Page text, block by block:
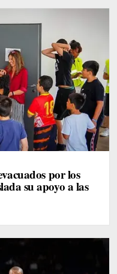
por los
su apoyo a las